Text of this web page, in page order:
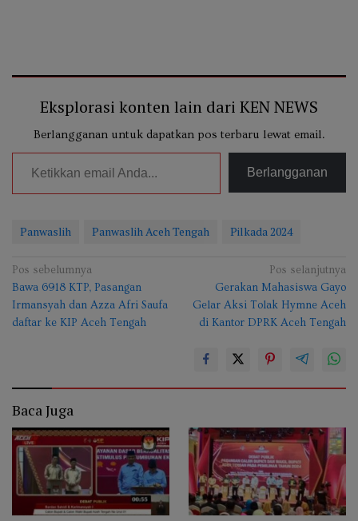
Eksplorasi konten lain dari KEN NEWS
Berlangganan untuk dapatkan pos terbaru lewat email.
Ketikkan email Anda...
Berlangganan
Panwaslih Panwaslih Aceh Tengah Pilkada 2024
Navigasi
pos
Pos sebelumnya
Bawa 6918 KTP, Pasangan
Irmansyah dan Azza Afri Saufa
daftar ke KIP Aceh Tengah
Pos selanjutnya
Gerakan Mahasiswa Gayo
Gelar Aksi Tolak Hymne Aceh
di Kantor DPRK Aceh Tengah
Baca Juga